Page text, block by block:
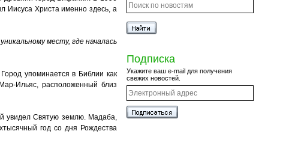
Иисуса Христа именно здесь, а
уникальному месту, где началась
упоминается в Библии как
Ильяс, расположенный близ
увидел Святую землю. Мадаба,
год со дня Рождества
Подписка
Укажите ваш e-mail для получения
свежих новостей.